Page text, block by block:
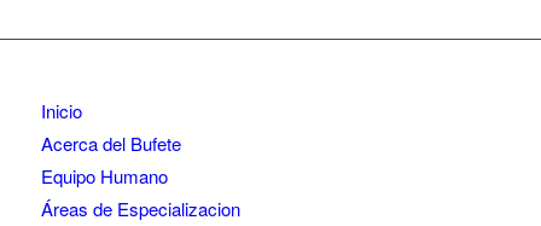
Inicio
Acerca del Bufete
Equipo Humano
Áreas de Especializacion